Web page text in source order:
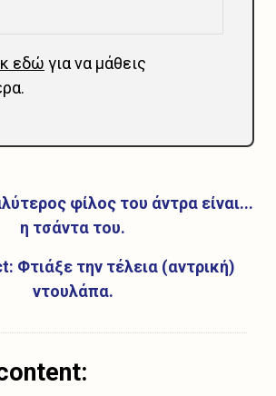
εδώ για να μάθεις
φίλος του άντρα είναι...
η τσάντα του.
Φτιάξε την τέλεια (αντρική)
ντουλάπα.